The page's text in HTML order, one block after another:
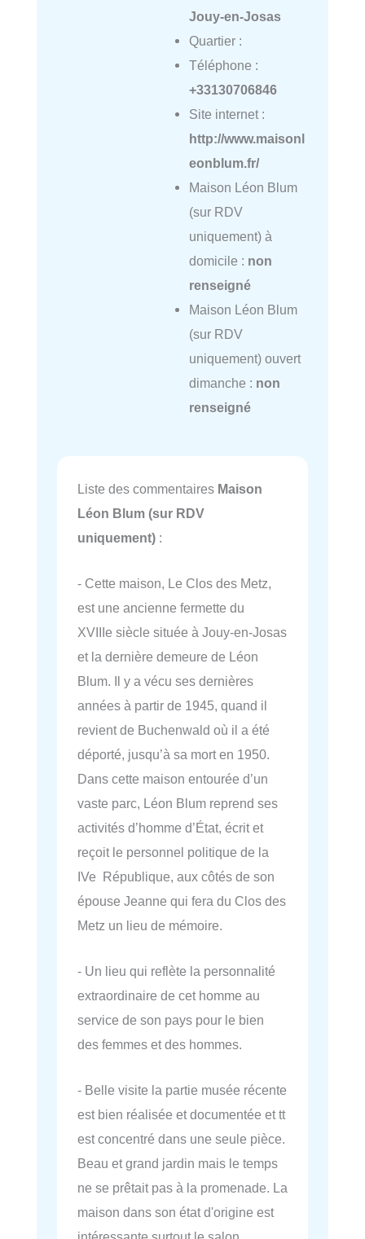
Jouy-en-Josas
Quartier :
Téléphone :
+33130706846
Site internet :
http://www.maisonl
eonblum.fr/
Maison Léon Blum
(sur RDV
uniquement) à
domicile : non
renseigné
Maison Léon Blum
(sur RDV
uniquement) ouvert
dimanche : non
renseigné
Liste des commentaires Maison
Léon Blum (sur RDV
uniquement) :
- Cette maison, Le Clos des Metz,
est une ancienne fermette du
XVIIIe siècle située à Jouy-en-Josas
et la dernière demeure de Léon
Blum. Il y a vécu ses dernières
années à partir de 1945, quand il
revient de Buchenwald où il a été
déporté, jusqu’à sa mort en 1950.
Dans cette maison entourée d’un
vaste parc, Léon Blum reprend ses
activités d’homme d’État, écrit et
reçoit le personnel politique de la
IVe République, aux côtés de son
épouse Jeanne qui fera du Clos des
Metz un lieu de mémoire.
- Un lieu qui reflète la personnalité
extraordinaire de cet homme au
service de son pays pour le bien
des femmes et des hommes.
- Belle visite la partie musée récente
est bien réalisée et documentée et tt
est concentré dans une seule pièce.
Beau et grand jardin mais le temps
ne se prêtait pas à la promenade. La
maison dans son état d'origine est